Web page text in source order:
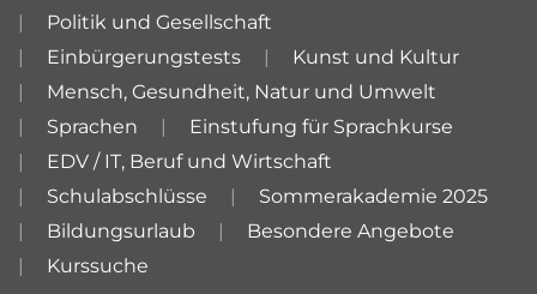
Politik und Gesellschaft
Einbürgerungstests
Kunst und Kultur
Mensch, Gesundheit, Natur und Umwelt
Sprachen
Einstufung für Sprachkurse
EDV / IT, Beruf und Wirtschaft
Schulabschlüsse
Sommerakademie 2025
Bildungsurlaub
Besondere Angebote
Kurssuche